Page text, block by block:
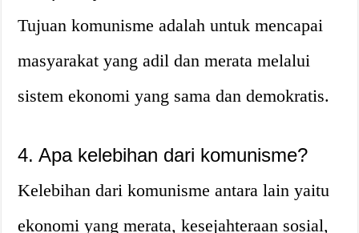
Tujuan komunisme adalah untuk mencapai
masyarakat yang adil dan merata melalui
sistem ekonomi yang sama dan demokratis.
4. Apa kelebihan dari komunisme?
Kelebihan dari komunisme antara lain yaitu
ekonomi yang merata, kesejahteraan sosial,